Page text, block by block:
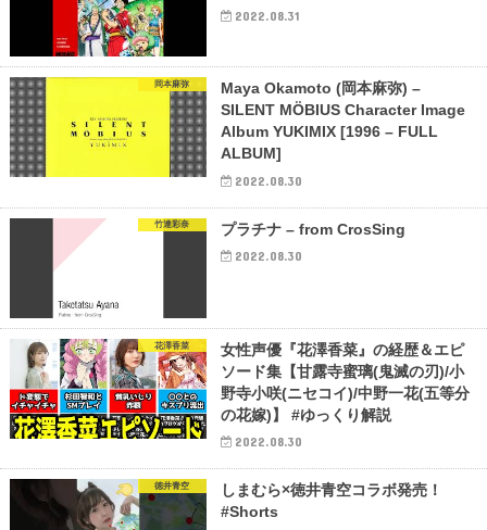
2022.08.31
岡本麻弥
Maya Okamoto (岡本麻弥) –
SILENT MÖBIUS Character Image
Album YUKIMIX [1996 – FULL
ALBUM]
2022.08.30
竹達彩奈 プラチナ – from CrosSing
2022.08.30
花澤香菜
女性声優『花澤香菜』の経歴＆エピ
ソード集【甘露寺蜜璃(鬼滅の刃)/小
野寺小咲(ニセコイ)/中野一花(五等分
の花嫁)】 #ゆっくり解説
2022.08.30
徳井青空
しまむら×徳井青空コラボ発売！
#Shorts